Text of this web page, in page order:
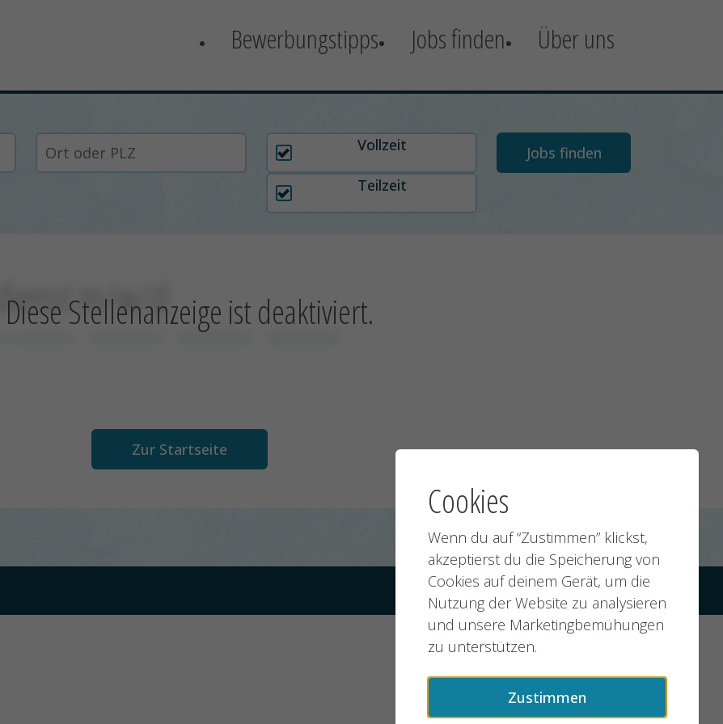
Bewerbungstipps Jobs finden Über uns
Arbeitszeit auswählen
Vollzeit
Teilzeit
Diese Stellenanzeige ist deaktiviert.
m/w/d
xxxxxxxxxx
Zur Startseite
© 2026 jobMIXER.de, alle Rechte vorbehalten
Cookies
Wenn du auf “Zustimmen” klickst,
akzeptierst du die Speicherung von
Cookies auf deinem Gerät, um die
Nutzung der Website zu analysieren
und unsere Marketingbemühungen
zu unterstützen.
Zustimmen